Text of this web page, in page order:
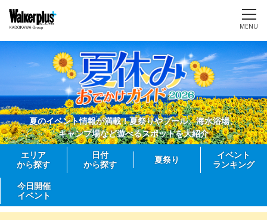
MENU
夏のイベント情報が満載！夏祭りやプール、海水浴場、
キャンプ場など遊べるスポットを大紹介
エリア
から探す
日付
から探す
夏祭り
イベント
ランキング
今日開催
イベント